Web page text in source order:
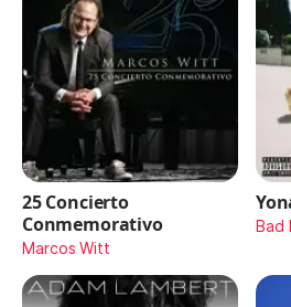
25 Concierto
Conmemorativo
Marcos Witt
Bad